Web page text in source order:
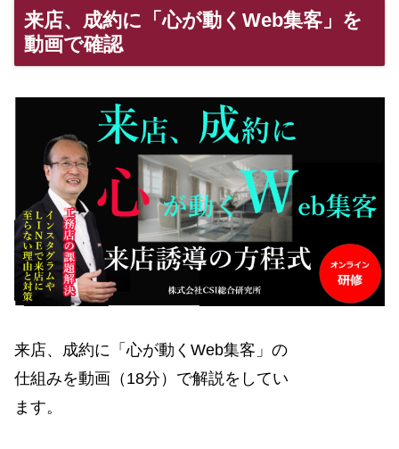
来店、成約に「心が動くWeb集客」を
動画で確認
来店、成約に「心が動くWeb集客」の
仕組みを動画（18分）で解説をしてい
ます。